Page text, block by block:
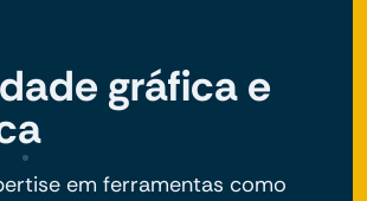
gráfica e
em ferramentas como